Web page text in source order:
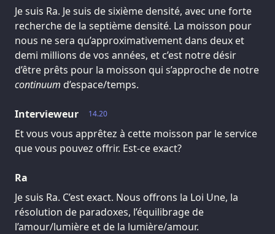
Je suis Ra. Je suis de sixième densité, avec une forte
recherche de la septième densité. La moisson pour
nous ne sera qu’approximativement dans deux et
demi millions de vos années, et c’est notre désir
d’être prêts pour la moisson qui s’approche de notre
continuum d’espace/temps.
14.20
Intervieweur
Et vous vous apprêtez à cette moisson par le service
que vous pouvez offrir. Est-ce exact?
Ra
Je suis Ra. C’est exact. Nous offrons la Loi Une, la
résolution de paradoxes, l’équilibrage de
l’amour/lumière et de la lumière/amour.